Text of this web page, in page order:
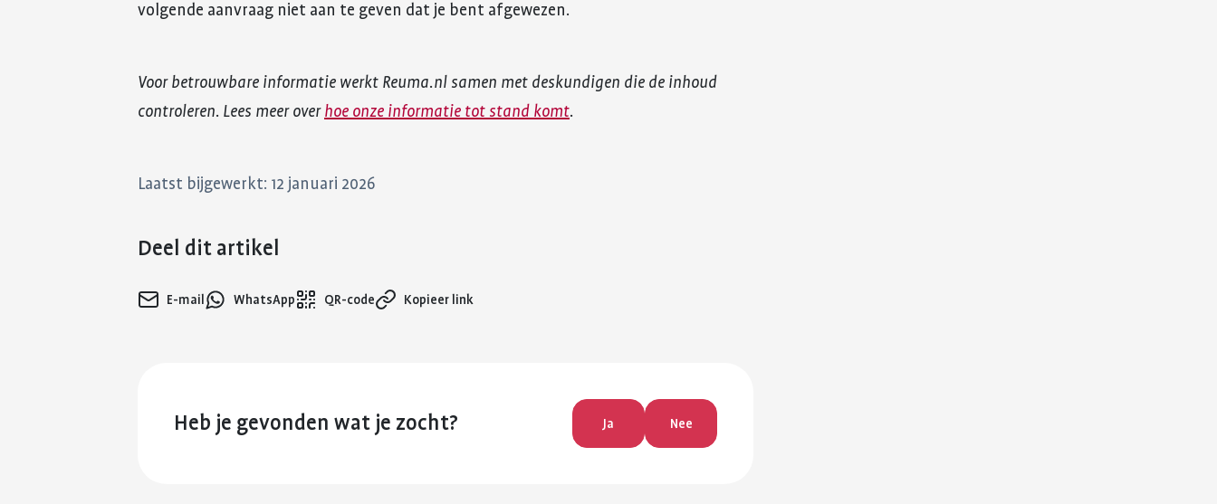
volgende aanvraag niet aan te geven dat je bent afgewezen.
Voor betrouwbare informatie werkt Reuma.nl samen met deskundigen die de inhoud
controleren. Lees meer over hoe onze informatie tot stand komt.
Laatst bijgewerkt: 12 januari 2026
Deel dit artikel
E-mail WhatsApp QR-code Kopieer link
Heb je gevonden wat je zocht? Ja Nee